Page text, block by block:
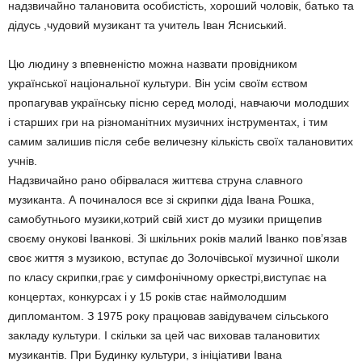
надзвичайно талановита особистість, хороший чоловік, батько та
дідусь ,чудовий музикант та учитель Іван Ясниський.
Цю людину з впевненістю можна назвати провідником
української національної культури. Він усім своїм єством
пропагував українську пісню серед молоді, навчаючи молодших
і старших гри на різноманітних музичних інструментах, і тим
самим залишив після себе величезну кількість своїх талановитих
учнів.
Надзвичайно рано обірвалася життєва струна славного
музиканта. А починалося все зі скрипки діда Івана Рошка,
самобутнього музики,котрий свій хист до музики прищепив
своєму онукові Іванкові. Зі шкільних років малий Іванко пов’язав
своє життя з музикою, вступає до Золочівської музичної школи
по класу скрипки,грає у симфонічному оркестрі,виступає на
концертах, конкурсах і у 15 років стає наймолодшим
дипломантом. З 1975 року працював завідувачем сільського
закладу культури. І скільки за цей час виховав талановитих
музикантів. При Будинку культури, з ініціативи Івана